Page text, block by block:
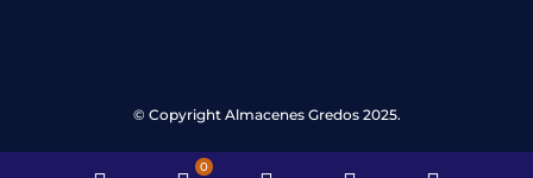
© Copyright Almacenes Gredos 2025.
0